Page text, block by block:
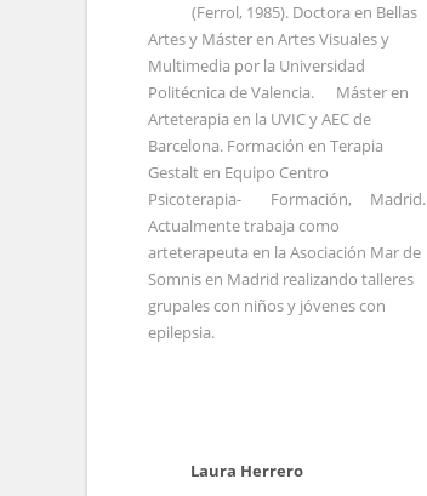
(Ferrol, 1985). Doctora en Bellas
Artes y Máster en Artes Visuales y
Multimedia por la Universidad
Politécnica de Valencia. Máster en
Arteterapia en la UVIC y AEC de
Barcelona. Formación en Terapia
Gestalt en Equipo Centro
Psicoterapia- Formación, Madrid.
Actualmente trabaja como
arteterapeuta en la Asociación Mar de
Somnis en Madrid realizando talleres
grupales con niños y jóvenes con
epilepsia.
Laura Herrero